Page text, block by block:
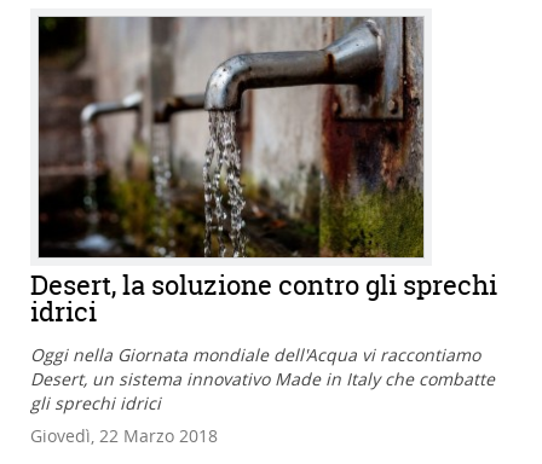
Desert, la soluzione contro gli sprechi
idrici
Oggi nella Giornata mondiale dell'Acqua vi raccontiamo
Desert, un sistema innovativo Made in Italy che combatte
gli sprechi idrici
Giovedì, 22 Marzo 2018